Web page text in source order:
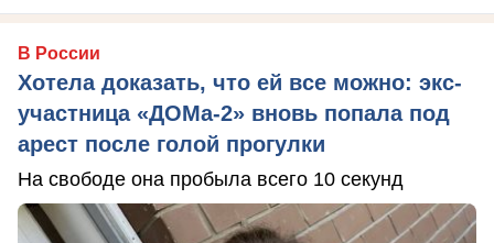
В России
Хотела доказать, что ей все можно: экс-
участница «ДОМа-2» вновь попала под
арест после голой прогулки
На свободе она пробыла всего 10 секунд